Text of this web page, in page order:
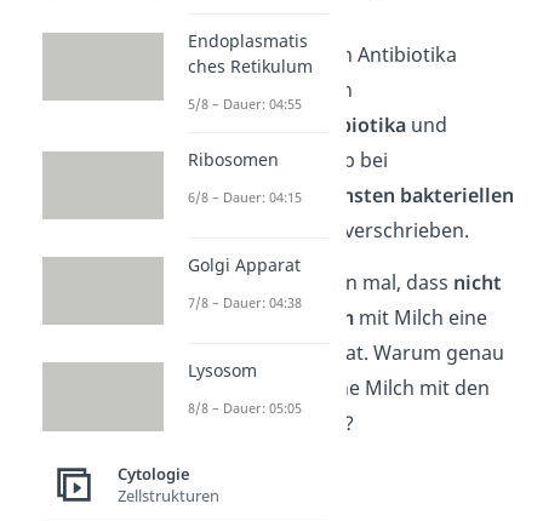
Beide Arten von Antibiotika
gehören zu den
Breitbandantibiotika und
werden deshalb bei
unterschiedlichsten bakteriellen
verschrieben.
Nun weißt du schon mal, dass nicht
jedes Antibiotikum mit Milch eine
hat. Warum genau
darfst du aber keine Milch mit den
Antibiotika trinken?
Endoplasmatis
ches Retikulum
5/8 – Dauer: 04:55
Ribosomen
6/8 – Dauer: 04:15
Golgi Apparat
7/8 – Dauer: 04:38
Lysosom
8/8 – Dauer: 05:05
Cytologie
Zellstrukturen